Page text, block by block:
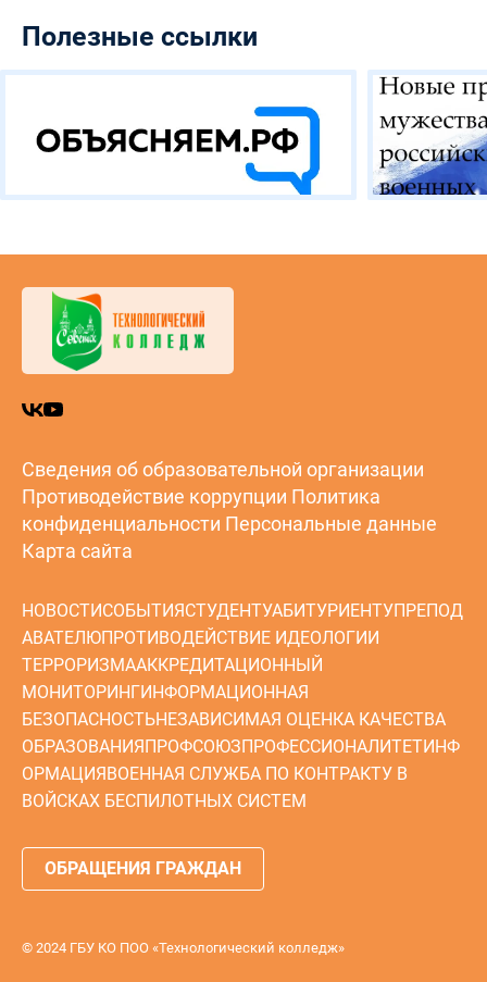
Полезные ссылки
Сведения об образовательной организации
Противодействие коррупции Политика
конфиденциальности Персональные данные
Карта сайта
НОВОСТИСОБЫТИЯСТУДЕНТУАБИТУРИЕНТУПРЕПОД
АВАТЕЛЮПРОТИВОДЕЙСТВИЕ ИДЕОЛОГИИ
ТЕРРОРИЗМААККРЕДИТАЦИОННЫЙ
МОНИТОРИНГИНФОРМАЦИОННАЯ
БЕЗОПАСНОСТЬНЕЗАВИСИМАЯ ОЦЕНКА КАЧЕСТВА
ОБРАЗОВАНИЯПРОФСОЮЗПРОФЕССИОНАЛИТЕТИНФ
ОРМАЦИЯВОЕННАЯ СЛУЖБА ПО КОНТРАКТУ В
ВОЙСКАХ БЕСПИЛОТНЫХ СИСТЕМ
ОБРАЩЕНИЯ ГРАЖДАН
© 2024 ГБУ КО ПОО «Технологический колледж»